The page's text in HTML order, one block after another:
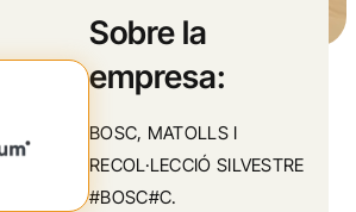
Sobre la
empresa:
BOSC, MATOLLS I
RECOL·LECCIÓ SILVESTRE
#BOSC#C.